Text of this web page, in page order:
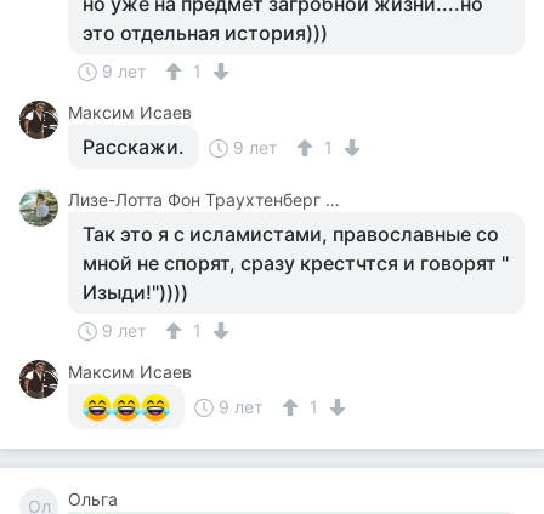
это отдельная история)))
9 лет
1
Максим Исаев
Расскажи. 9 лет 1
Лизе-Лотта Фон Траухтенберг ( Файнзильберминц В Девичестве)
Так это я с исламистами, православные со
мной не спорят, сразу крестчтся и говорят "
Изыди!"))))
9 лет
1
Максим Исаев
9 лет
1
Ол Ольга